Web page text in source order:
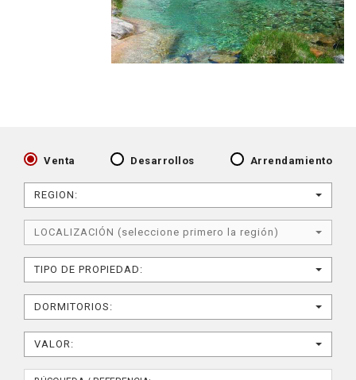
Venta Desarrollos Arrendamiento
REGION:
LOCALIZACIÓN (seleccione primero la región)
TIPO DE PROPIEDAD:
DORMITORIOS:
VALOR: